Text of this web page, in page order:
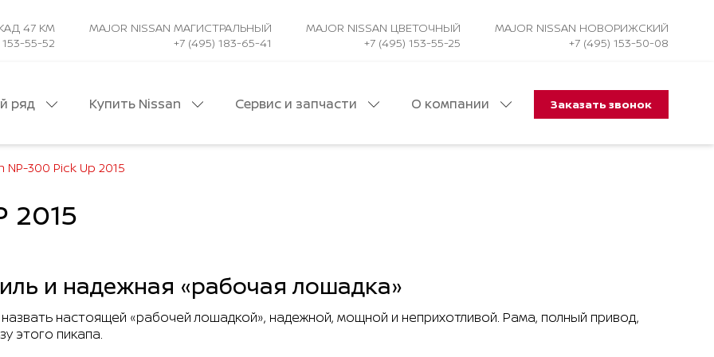
47 КМ
55-52
MAJOR NISSAN МАГИСТРАЛЬНЫЙ
+7 (495) 183-65-41
MAJOR NISSAN ЦВЕТОЧНЫЙ
+7 (495) 153-55-25
MAJOR NISSAN НОВОРИЖСКИЙ
+7 (495) 153-50-08
ряд
Pathfinder
Звоните
Купить Nissan
программа
Сервис и запчасти
Nissan
и
и
оборудование
О компании Заказать звонок
NP-300 Pick Up 2015
2015
и надежная «рабочая лошадка»
настоящей «рабочей лошадкой», надежной, мощной и неприхотливой. Рама, полный привод,
этого пикапа.